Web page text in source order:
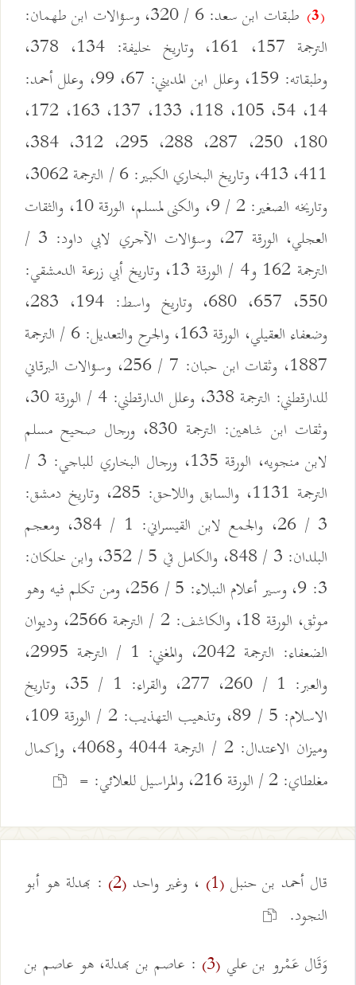
(3)
طبقات ابن سعد: 6 / 320، وسؤالات ابن طهمان:
الترجمة 157، 161، وتاريخ خليفة: 134، 378،
وطبقاته: 159، وعلل ابن المديني: 67، 99، وعلل أحمد:
14، 54، 105، 118، 133، 137، 163، 172،
180، 250، 287، 288، 295، 312، 384،
411، 413، وتاريخ البخاري الكبير: 6 / الترجمة 3062،
وتاريخه الصغير: 2 / 9، والكنى لمسلم، الورقة 10، والثقات
العجلي، الورقة 27، وسؤالات الآجري لابي داود: 3 /
الترجمة 162 و4 / الورقة 13، وتاريخ أبي زرعة الدمشقي:
550، 657، 680، وتاريخ واسط: 194، 283،
وضعفاء العقيلي، الورقة 163، والجرح والتعديل: 6 / الترجمة
1887، وثقات ابن حبان: 7 / 256، وسؤالات البرقاني
للدارقطني: الترجمة 338، وعلل الدارقطني: 4 / الورقة 30،
وثقات ابن شاهين: الترجمة 830، ورجال صحيح مسلم
لابن منجويه، الورقة 135، ورجال البخاري للباجي: 3 /
الترجمة 1131، والسابق واللاحق: 285، وتاريخ دمشق:
3 / 26، والجمع لابن القيسراني: 1 / 384، ومعجم
البلدان: 3 / 848، والكامل في 5 / 352، وابن خلكان:
3: 9، وسير أعلام النبلاء: 5 / 256، ومن تكلم فيه وهو
موثق، الورقة 18، والكاشف: 2 / الترجمة 2566، وديوان
الضعفاء: الترجمة 2042، والمغني: 1 / الترجمة 2995،
والعبر: 1 / 260، 277، والقراء: 1 / 35، وتاريخ
الاسلام: 5 / 89، وتذهيب التهذيب: 2 / الورقة 109،
وميزان الاعتدال: 2 / الترجمة 4044 و4068، وإكمال
مغلطاي: 2 / الورقة 216، والمراسيل للعلائي: =
قال أحمد بن حنبل(1) ، وغير واحد (2)
: بهدلة هو أبو
النجود.
وَقَال عَمْرو بن علي (3)
: عاصم بن بهدلة، هو عاصم بن